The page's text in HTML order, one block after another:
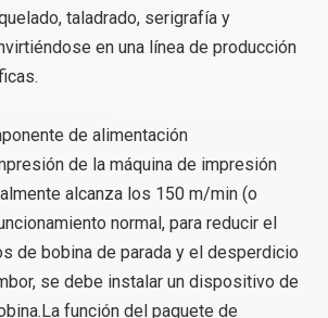
taladrado, serigrafía y
en una línea de producción
de alimentación
de la máquina de impresión
alcanza los 150 m/min (o
normal, para reducir el
de bobina de parada y el desperdicio
se debe instalar un dispositivo de
función del paquete de